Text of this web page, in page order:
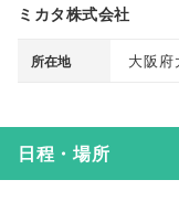
ミカタ株式会社
所在地 大阪
日程・場所